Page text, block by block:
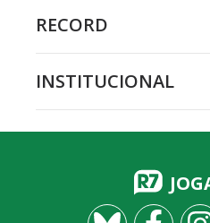
RECORD
INSTITUCIONAL